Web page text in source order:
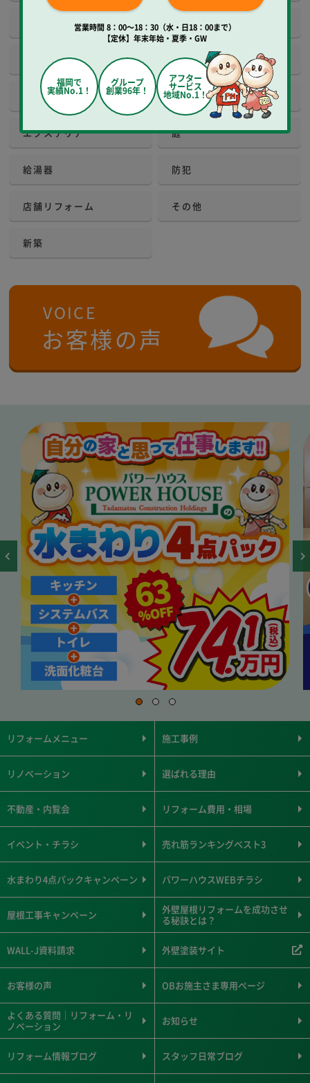
床工事
窓
外観・屋根 増改築
エクステリア 庭
給湯器 防犯
店舗リフォーム その他
新築
リフォームメニュー 施工事例
リノベーション 選ばれる理由
不動産・内覧会 リフォーム費用・相場
イベント・チラシ 売れ筋ランキングベスト3
水まわり4点パックキャンペーン パワーハウスWEBチラシ
屋根工事キャンペーン
外壁屋根リフォームを成功させ
る秘訣とは？
WALL-J資料請求 外壁塗装サイト
お客様の声 OBお施主さま専用ページ
よくある質問｜リフォーム・リ
ノベーション
お知らせ
リフォーム情報ブログ スタッフ日常ブログ
営業時間 8：00～18：30（水・日18：00まで）
【定休】年末年始・夏季・GW
福岡で
実績No.1！
グループ
創業96年！
アフター
サービス
地域No.1！